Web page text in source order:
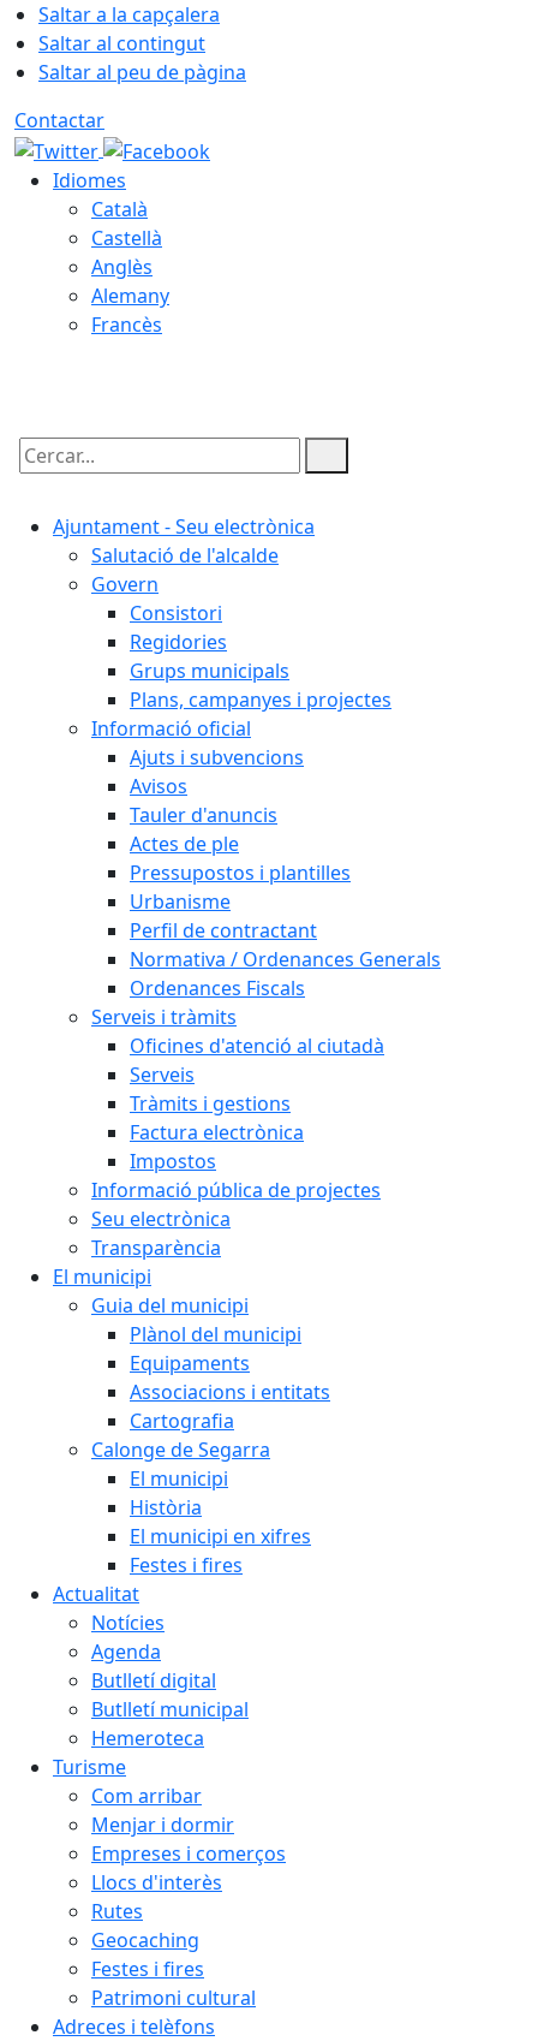
Saltar a la capçalera
Saltar al contingut
Saltar al peu de pàgina
Contactar
Idiomes
Català
Castellà
Anglès
Alemany
Francès
Cercar:
Ajuntament - Seu electrònica
Salutació de l'alcalde
Govern
Consistori
Regidories
Grups municipals
Plans, campanyes i projectes
Informació oficial
Ajuts i subvencions
Avisos
Tauler d'anuncis
Actes de ple
Pressupostos i plantilles
Urbanisme
Perfil de contractant
Normativa / Ordenances Generals
Ordenances Fiscals
Serveis i tràmits
Oficines d'atenció al ciutadà
Serveis
Tràmits i gestions
Factura electrònica
Impostos
Informació pública de projectes
Seu electrònica
Transparència
El municipi
Guia del municipi
Plànol del municipi
Equipaments
Associacions i entitats
Cartografia
Calonge de Segarra
El municipi
Història
El municipi en xifres
Festes i fires
Actualitat
Notícies
Agenda
Butlletí digital
Butlletí municipal
Hemeroteca
Turisme
Com arribar
Menjar i dormir
Empreses i comerços
Llocs d'interès
Rutes
Geocaching
Festes i fires
Patrimoni cultural
Adreces i telèfons